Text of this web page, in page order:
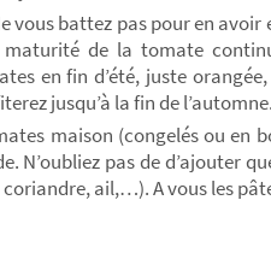
vous battez pas pour en
de la tomate
en fin d’été, juste
jusqu’à la fin de l’automne.
maison (congelés ou en
N’oubliez pas de d’ajouter
ail,…). A vous les